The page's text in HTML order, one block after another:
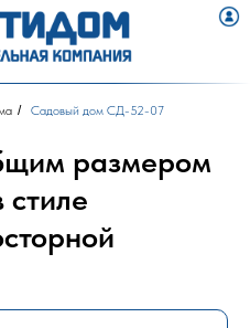
/ Садовый дом СД-52-07
размером
Навигация